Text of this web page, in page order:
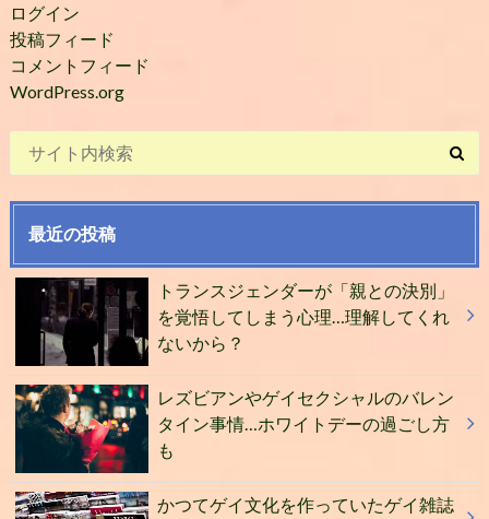
ログイン
投稿フィード
コメントフィード
WordPress.org
最近の投稿
トランスジェンダーが「親との決別」
を覚悟してしまう心理…理解してくれ
ないから？
レズビアンやゲイセクシャルのバレン
タイン事情…ホワイトデーの過ごし方
も
かつてゲイ文化を作っていたゲイ雑誌